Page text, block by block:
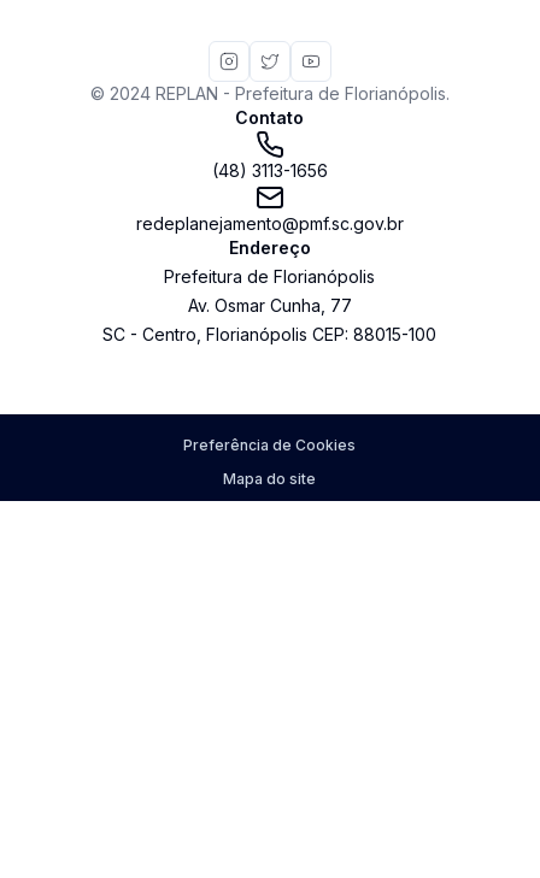
© 2024 REPLAN - Prefeitura de Florianópolis.
Contato
(48) 3113-1656
redeplanejamento@pmf.sc.gov.br
Endereço
Prefeitura de Florianópolis
Av. Osmar Cunha 77
SC -Centro ,Florianópolis CEP:88015-100
Preferência de Cookies
Mapa do site